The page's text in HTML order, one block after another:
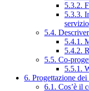
5.3.2.
5.3.3.
servizio
5.4.
5.4.1.
5.4.2.
5.5. Co-
5.5.1.
6. Progettazione dei
6.1. Cos’è il